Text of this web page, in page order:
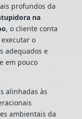
profundos da
na
, o cliente conta
o
adequados e
em pouco
alinhadas às
ambientais da